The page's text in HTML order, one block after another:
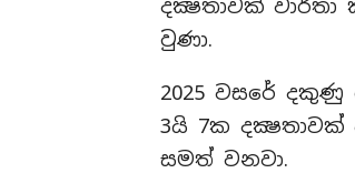
දක්‍ෂතාවක්
වුණා.
2025 වසරේ
3යි 7ක
සමත් වනවා.